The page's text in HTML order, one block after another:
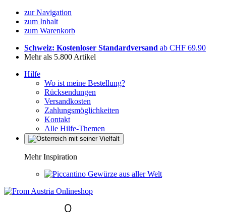
zur Navigation
zum Inhalt
zum Warenkorb
Schweiz: Kostenloser Standardversand ab CHF 69.90
Mehr als 5.800 Artikel
Hilfe
Wo ist meine Bestellung?
Rücksendungen
Versandkosten
Zahlungsmöglichkeiten
Kontakt
Alle Hilfe-Themen
Mehr Inspiration
Gewürze aus aller Welt